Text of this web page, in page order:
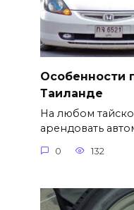
Особенности
Таиланде
На любом
арендовать
0 132